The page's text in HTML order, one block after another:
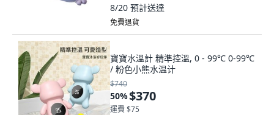
8/20 預計送達
免費退貨
寶寶水溫計 精準控溫, 0 - 99℃ 0-99℃
/ 粉色小熊水温计
$740
50%$370
運費 $75